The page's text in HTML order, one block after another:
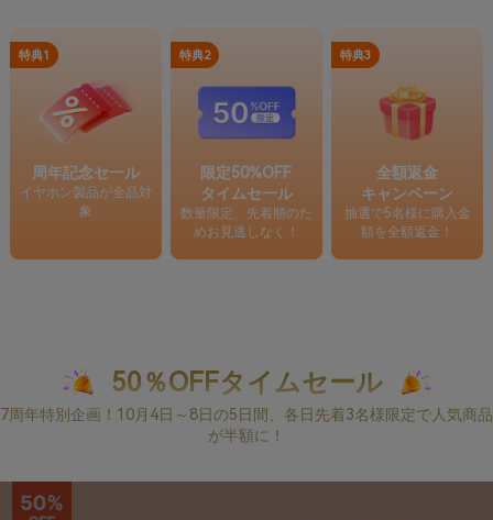
周年記念セ一ル
イヤホン製品が全品対
象
特典1
限定50%OFF
タイムセ一ル
数量限定、先着順のた
めお見逃しなく！
特典2
全額返金
キャンペーン
抽選で5名様に購入金
額を全額返金！
特典3
50％OFFタイムセール
7周年特別企画！10月4日～8日の5日間、各日先着3名様限定で人気商品
が半額に！